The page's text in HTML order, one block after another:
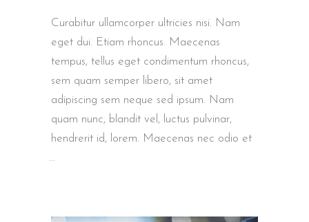
Curabitur ullamcorper ultricies nisi. Nam
eget dui. Etiam rhoncus. Maecenas
tempus, tellus eget condimentum rhoncus,
sem quam semper libero, sit amet
adipiscing sem neque sed ipsum. Nam
quam nunc, blandit vel, luctus pulvinar,
hendrerit id, lorem. Maecenas nec odio et